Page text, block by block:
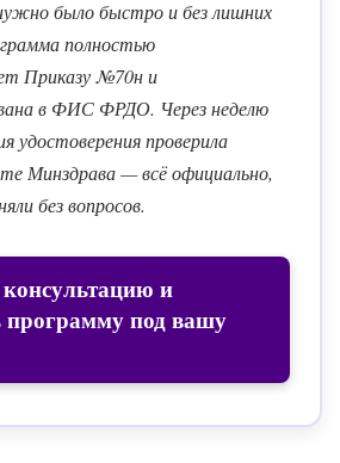
было быстро и без лишних
полностью
Приказу №70н и
в ФИС ФРДО. Через неделю
удостоверения проверила
Минздрава — всё официально,
без вопросов.
и
программу под вашу